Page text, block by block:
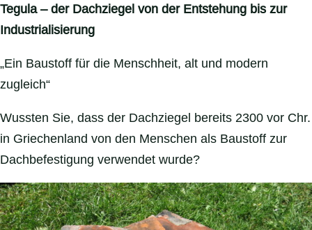
Tegula – der Dachziegel von der Entstehung bis zur
Industrialisierung
„Ein Baustoff für die Menschheit, alt und modern
zugleich“
Wussten Sie, dass der Dachziegel bereits 2300 vor Chr.
in Griechenland von den Menschen als Baustoff zur
Dachbefestigung verwendet wurde?